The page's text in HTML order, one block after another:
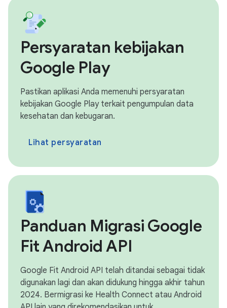
Persyaratan kebijakan
Google Play
Pastikan aplikasi Anda memenuhi persyaratan
kebijakan Google Play terkait pengumpulan data
kesehatan dan kebugaran.
Lihat persyaratan
Panduan Migrasi Google
Fit Android API
Google Fit Android API telah ditandai sebagai tidak
digunakan lagi dan akan didukung hingga akhir tahun
2024. Bermigrasi ke Health Connect atau Android